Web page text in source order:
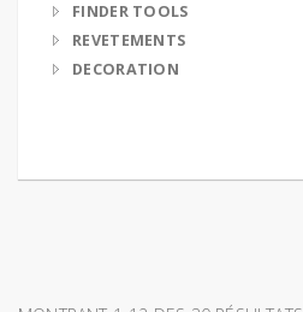
FINDER TOOLS
REVETEMENTS
DECORATION